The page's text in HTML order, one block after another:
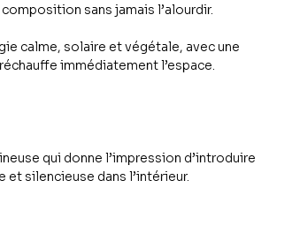
sans jamais l’alourdir.
calme, solaire et végétale, avec une
immédiatement l’espace.
qui donne l’impression d’introduire
silencieuse dans l’intérieur.